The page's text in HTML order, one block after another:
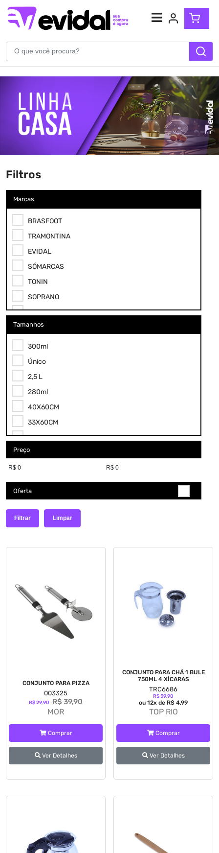
Filtros
Marcas
BRASFOOT
TRAMONTINA
EVIDAL
SÓMARCAS
TONIN
SOPRANO
TOP RIO
MOR
MAIR
CASITA
VIA ATACADO
YINS
KEHOME
JTX
MAIRO
IMPORIENTE
ATELIER LUIZ FERNANDO
MIMO STYLE
LYOR
ANE KAROLINE DAPPER
BAMBOOS IMPORTAÇÕES
ARANA
GUARACI
BRITÂNIA
Tamanhos
300ml
Único
2,5 L
280ml
40X60CM
33X60CM
18
250ML
27 CM
24X14CM
1,45
5L
Preço
Oferta
Filtrar Limpar
CONJUNTO PARA PIZZA
003325
R$ 29,90 R$ 39,90
MOR
Comprar
Ver Detalhes
CONJUNTO PARA CHÁ 1 BULE
750ML 4 XÍCARAS
TRC6686
R$ 59,90
ou 12x de R$ 4,99
TOP RIO
Comprar
Ver Detalhes
WhatsApp